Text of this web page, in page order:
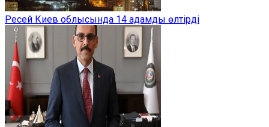
Ресей Киев облысында 14 адамды өлтірді